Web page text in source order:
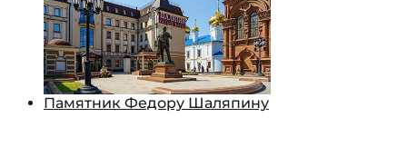
Памятник Федору Шаляпину